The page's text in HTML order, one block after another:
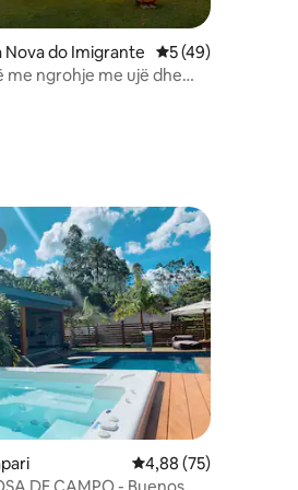
36 vlerësime
Nova do Imigrante Vlerësimi mesatar
5 (49)
me ngrohje me ujë dhe
Vlerësimi mesatar
4,88 (75)